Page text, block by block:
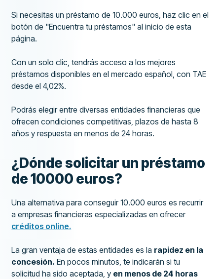
Si necesitas un préstamo de 10.000 euros, haz clic en el
botón de "Encuentra tu préstamos" al inicio de esta
página.
Con un solo clic, tendrás acceso a los mejores
préstamos disponibles en el mercado español, con TAE
desde el 4,02%.
Podrás elegir entre diversas entidades financieras que
ofrecen condiciones competitivas, plazos de hasta 8
años y respuesta en menos de 24 horas.
¿Dónde solicitar un préstamo
de 10000 euros?
Una alternativa para conseguir 10.000 euros es recurrir
a empresas financieras especializadas en ofrecer
créditos online.
La gran ventaja de estas entidades es la rapidez en la
concesión. En pocos minutos, te indicarán si tu
solicitud ha sido aceptada, y en menos de 24 horas